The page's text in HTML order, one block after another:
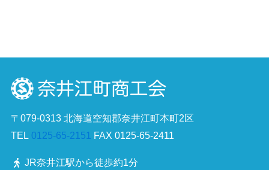
〒079-0313 北海道空知郡奈井江町本町2区
TEL 0125-65-2151 FAX 0125-65-2411
JR奈井江駅から徒歩約1分